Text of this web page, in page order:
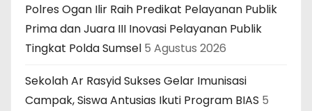
Polres Ogan Ilir Raih Predikat Pelayanan Publik
Prima dan Juara III Inovasi Pelayanan Publik
Tingkat Polda Sumsel 5 Agustus 2026
Sekolah Ar Rasyid Sukses Gelar Imunisasi
Campak, Siswa Antusias Ikuti Program BIAS 5